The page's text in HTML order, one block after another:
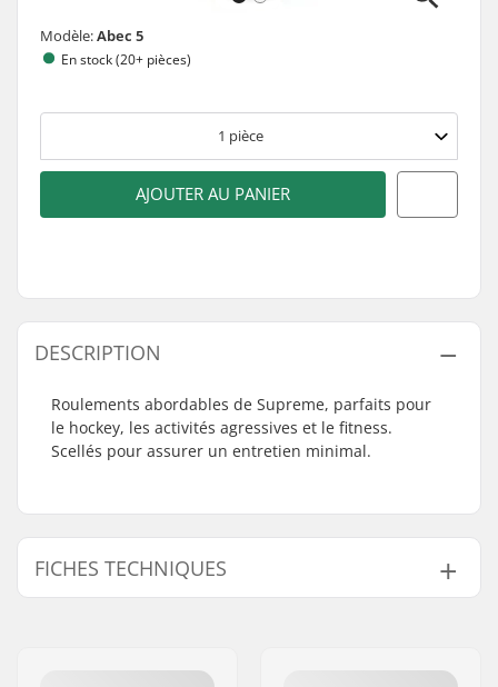
Modèle:Abec 5
En stock (20+ pièces)
1 pièce
AJOUTER AU PANIER
DESCRIPTION
Roulements abordables de Supreme, parfaits pour
le hockey, les activités agressives et le fitness.
Scellés pour assurer un entretien minimal.
FICHES TECHNIQUES
Type de roulement: